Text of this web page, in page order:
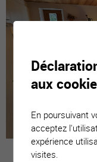
aux
En poursuivant
acceptez
expérience
visites.